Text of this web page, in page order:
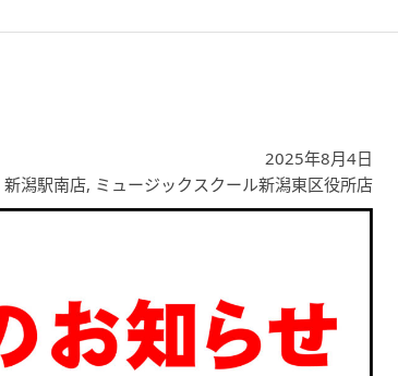
新潟県新潟市西区小新南2-1-10 新潟県新発田市住吉町5-11-5
2025年8月4日
新潟駅南店, ミュージックスクール新潟東区役所店